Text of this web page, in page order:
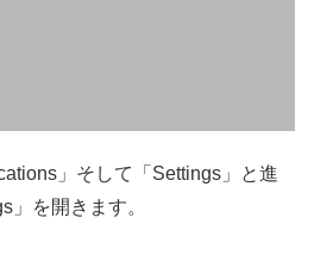
」そして「Settings」と進
」を開きます。